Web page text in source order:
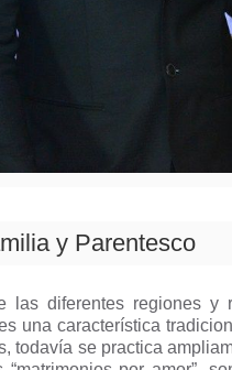
y Parentesco
las diferentes regiones y
una característica
todavía se practica